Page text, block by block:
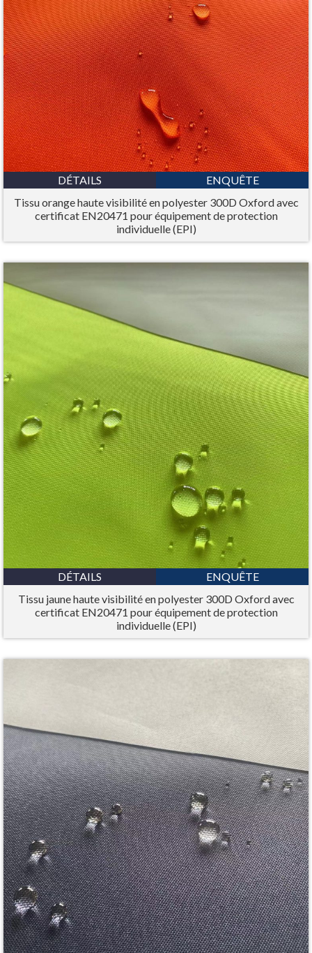
DÉTAILS
ENQUÊTE
Tissu orange haute visibilité en polyester 300D Oxford avec
certificat EN20471 pour équipement de protection
individuelle (EPI)
DÉTAILS
ENQUÊTE
Tissu jaune haute visibilité en polyester 300D Oxford avec
certificat EN20471 pour équipement de protection
individuelle (EPI)